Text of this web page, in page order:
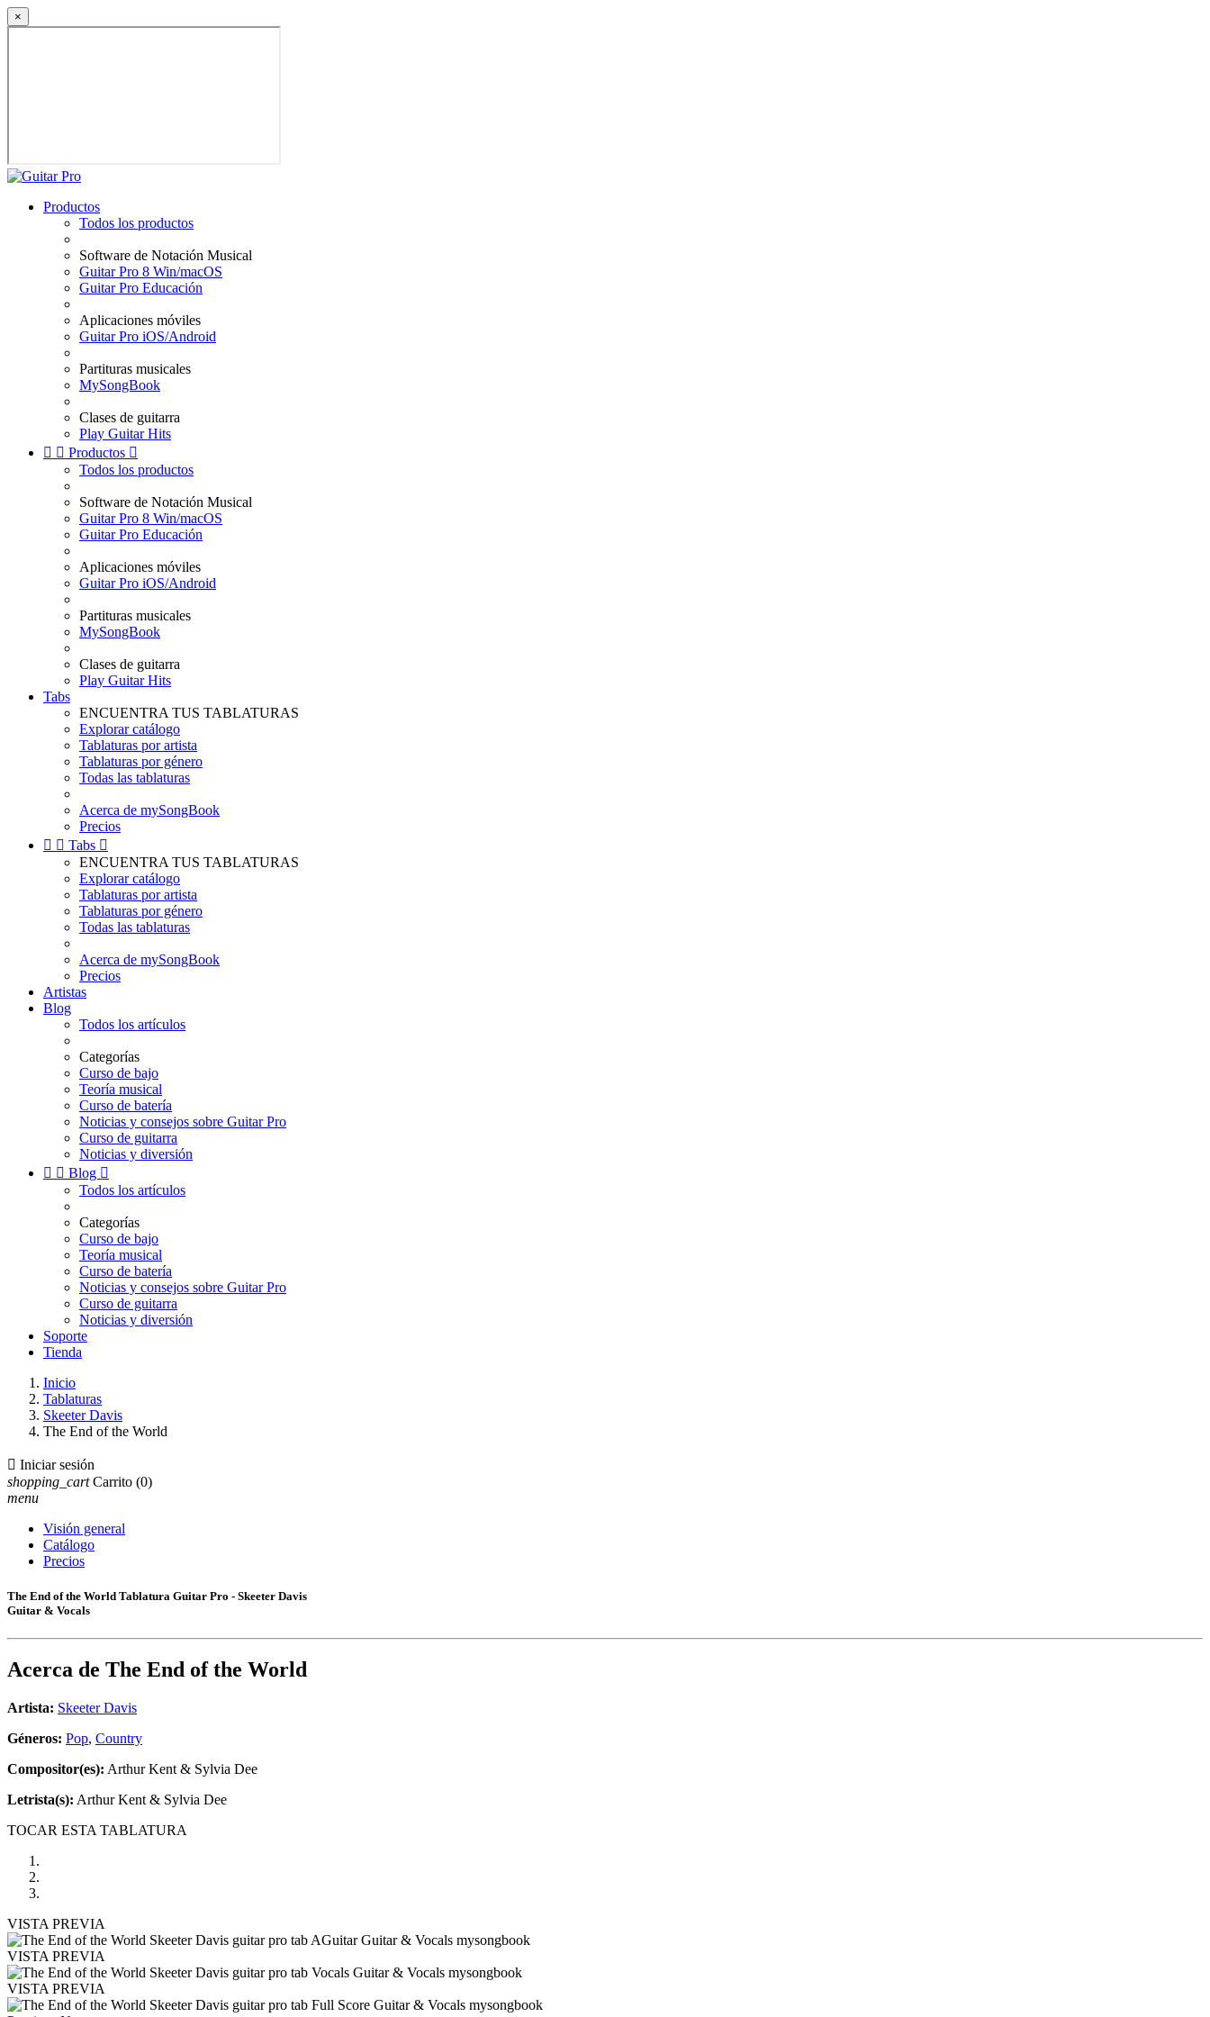
×
Productos
Todos los productos
Software de Notación Musical
Guitar Pro 8 Win/macOS
Guitar Pro Educación
Aplicaciones móviles
Guitar Pro iOS/Android
Partituras musicales
MySongBook
Clases de guitarra
Play Guitar Hits
  Productos 
Todos los productos
Software de Notación Musical
Guitar Pro 8 Win/macOS
Guitar Pro Educación
Aplicaciones móviles
Guitar Pro iOS/Android
Partituras musicales
MySongBook
Clases de guitarra
Play Guitar Hits
Tabs
ENCUENTRA TUS TABLATURAS
Explorar catálogo
Tablaturas por artista
Tablaturas por género
Todas las tablaturas
Acerca de mySongBook
Precios
  Tabs 
ENCUENTRA TUS TABLATURAS
Explorar catálogo
Tablaturas por artista
Tablaturas por género
Todas las tablaturas
Acerca de mySongBook
Precios
Artistas
Blog
Todos los artículos
Categorías
Curso de bajo
Teoría musical
Curso de batería
Noticias y consejos sobre Guitar Pro
Curso de guitarra
Noticias y diversión
  Blog 
Todos los artículos
Categorías
Curso de bajo
Teoría musical
Curso de batería
Noticias y consejos sobre Guitar Pro
Curso de guitarra
Noticias y diversión
Soporte
Tienda
Inicio
Tablaturas
Skeeter Davis
The End of the World
 Iniciar sesión
shopping_cart Carrito (0)
menu
Visión general
Catálogo
Precios
The End of the World Tablatura Guitar Pro - Skeeter Davis
Guitar & Vocals
Acerca de The End of the World
Artista: Skeeter Davis
Géneros: Pop, Country
Compositor(es): Arthur Kent & Sylvia Dee
Letrista(s): Arthur Kent & Sylvia Dee
TOCAR ESTA TABLATURA
VISTA PREVIA
VISTA PREVIA
VISTA PREVIA